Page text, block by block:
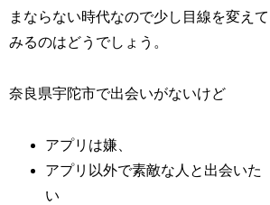
まならない時代なので少し目線を変えて
みるのはどうでしょう。
奈良県宇陀市で出会いがないけど
アプリは嫌、
アプリ以外で素敵な人と出会いた
い